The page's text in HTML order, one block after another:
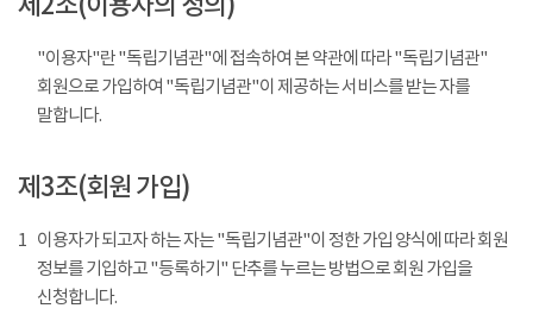
"이용자"란 "독립기념관"에 접속하여 본 약관에 따라 "독립기념관"
회원으로 가입하여 "독립기념관"이 제공하는 서비스를 받는 자를
말합니다.
제3조(회원 가입)
1 이용자가 되고자 하는 자는 "독립기념관"이 정한 가입 양식에 따라 회원
정보를 기입하고 "등록하기" 단추를 누르는 방법으로 회원 가입을
신청합니다.